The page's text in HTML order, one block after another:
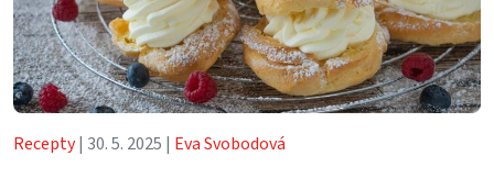
Recepty| 30. 5. 2025 | Eva Svobodová